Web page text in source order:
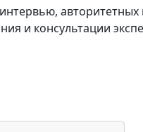
и консультации